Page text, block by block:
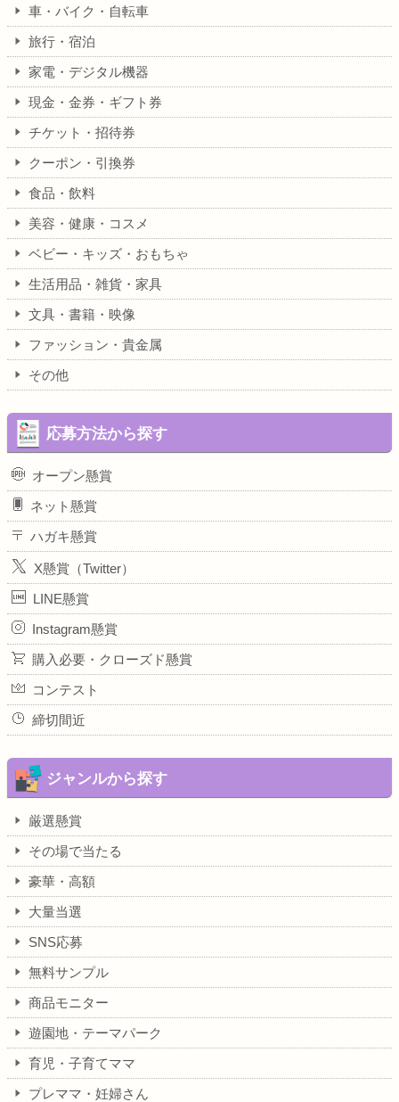
車・バイク・自転車
旅行・宿泊
家電・デジタル機器
現金・金券・ギフト券
チケット・招待券
クーポン・引換券
食品・飲料
美容・健康・コスメ
ベビー・キッズ・おもちゃ
生活用品・雑貨・家具
文具・書籍・映像
ファッション・貴金属
その他
応募方法から探す
オープン懸賞
ネット懸賞
ハガキ懸賞
X懸賞（Twitter）
LINE懸賞
Instagram懸賞
購入必要・クローズド懸賞
コンテスト
締切間近
ジャンルから探す
厳選懸賞
その場で当たる
豪華・高額
大量当選
SNS応募
無料サンプル
商品モニター
遊園地・テーマパーク
育児・子育てママ
プレママ・妊婦さん